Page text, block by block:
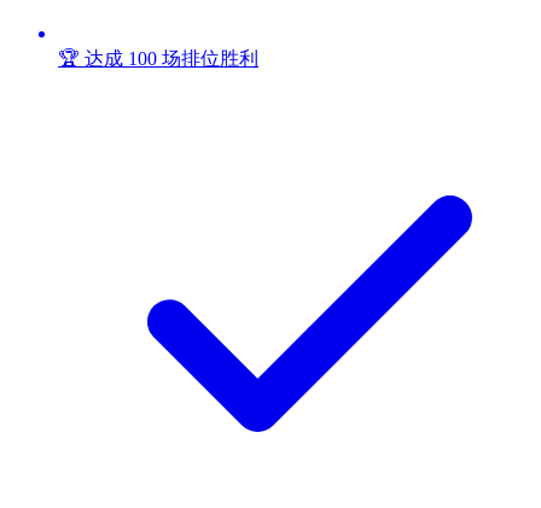
🏆 达成 100 场排位胜利